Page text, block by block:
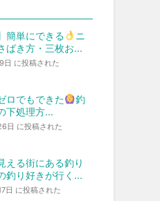
簡単にできる
ニ
ばき方・三枚お...
日 に投稿された
ロでもできた
釣
下処理方...
日 に投稿された
える街にある釣り
釣り好きが行く...
日 に投稿された